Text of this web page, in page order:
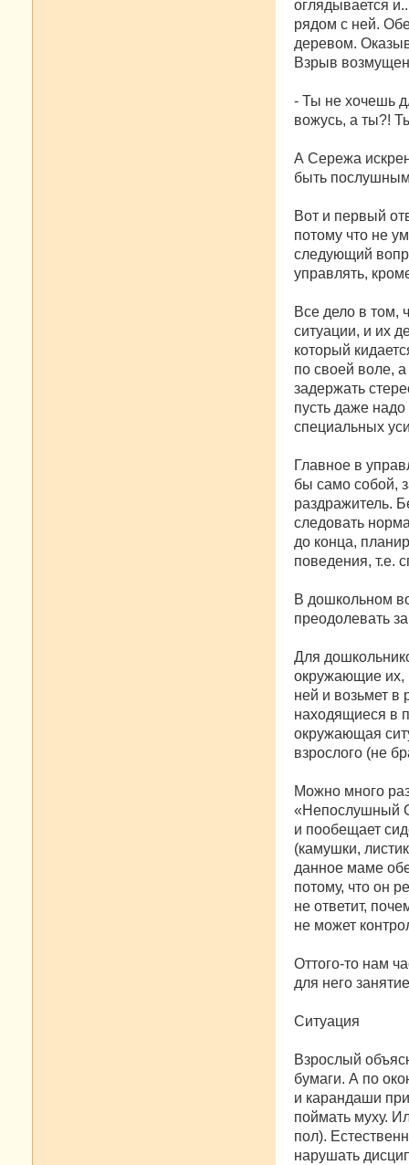
оглядывается
рядом с ней.
деревом.
Взрыв
- Ты не хочешь
вожусь, а ты?!
А Сережа
быть
Вот и первый
потому что не
следующий
управлять,
Все дело в том,
ситуации, и их
который
по своей воле,
задержать
пусть даже надо
специальных
Главное в
бы само собой,
раздражитель.
следовать
до конца,
поведения, т.е.
В дошкольном
преодолевать
Для
окружающие их,
ней и возьмет в
находящиеся в
окружающая
взрослого (не
Можно много
«Непослушный
и пообещает
(камушки,
данное маме
потому, что он
не ответит,
не может
Оттого-то нам
для него
Ситуация
Взрослый
бумаги. А по
и карандаши
поймать муху.
пол).
нарушать